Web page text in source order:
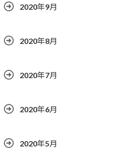
2020年9月
2020年8月
2020年7月
2020年6月
2020年5月